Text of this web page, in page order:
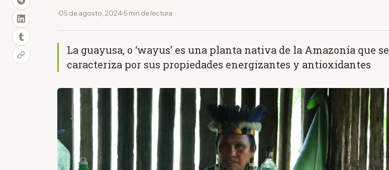
05 de agosto, 2024 5 min de lectura
La guayusa, o ‘wayus’ es una planta nativa de la Amazonía que se
caracteriza por sus propiedades energizantes y antioxidantes